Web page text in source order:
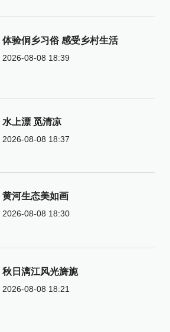
体验侗乡习俗 感受乡村生活
2026-08-08 18:39
水上漂 觅清凉
2026-08-08 18:37
黄河生态美如画
2026-08-08 18:30
秋日漓江风光旖旎
2026-08-08 18:21